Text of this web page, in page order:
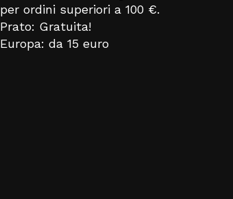
per ordini superiori a 100 €.
Prato: Gratuita!
Europa: da 15 euro